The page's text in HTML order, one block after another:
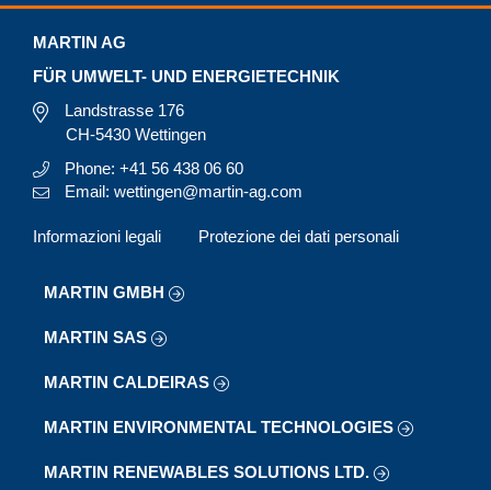
MARTIN AG
FÜR UMWELT- UND ENERGIETECHNIK
Landstrasse 176
CH-5430 Wettingen
Phone: +41 56 438 06 60
Email: wettingen@martin-ag.com
Informazioni legali Protezione dei dati personali
MARTIN GMBH
MARTIN SAS
MARTIN CALDEIRAS
MARTIN ENVIRONMENTAL TECHNOLOGIES
MARTIN RENEWABLES SOLUTIONS LTD.